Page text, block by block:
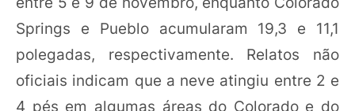
Springs e Pueblo acumularam 19,3 e 11,1
polegadas, respectivamente. Relatos não
oficiais indicam que a neve atingiu entre 2 e
4 pés em algumas áreas do Colorado e do